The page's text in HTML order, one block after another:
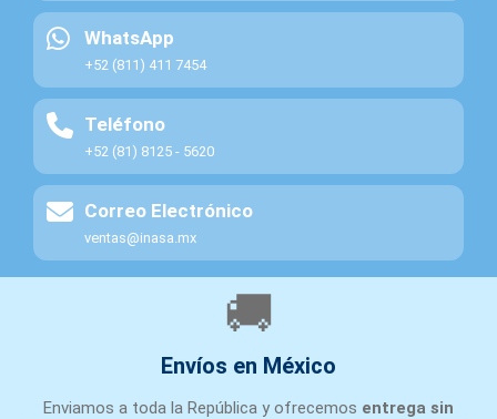
WhatsApp
+52 (811) 411 7454
Teléfono
+52 (81) 8125 - 5620
Correo Electrónico
ventas@inasa.mx
🚚
Envíos en México
Enviamos a toda la República y ofrecemos entrega sin